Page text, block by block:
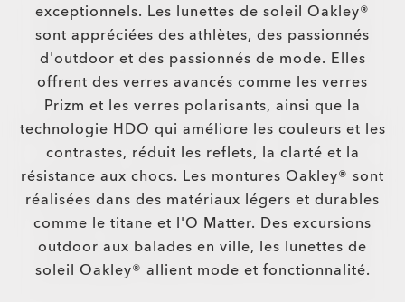
exceptionnels. Les lunettes de soleil Oakley®
sont appréciées des athlètes, des passionnés
d'outdoor et des passionnés de mode. Elles
offrent des verres avancés comme les verres
Prizm et les verres polarisants, ainsi que la
technologie HDO qui améliore les couleurs et les
contrastes, réduit les reflets, la clarté et la
résistance aux chocs. Les montures Oakley® sont
réalisées dans des matériaux légers et durables
comme le titane et l'O Matter. Des excursions
outdoor aux balades en ville, les lunettes de
soleil Oakley® allient mode et fonctionnalité.